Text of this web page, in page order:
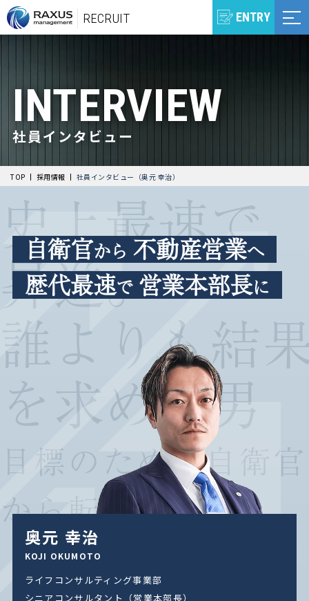
RECRUIT ENTRY
INTERVIEW
社員インタビュー
TOP 採用情報 社員インタビュー（奥元 幸治）
自衛官から 不動産営業へ
歴代最速で 営業本部長に
奥元 幸治
KOJI OKUMOTO
ライフコンサルティング事業部
シニアコンサルタント（営業本部長）
史上最速で
昇進。
誰よりも結
を求めた男
目標のために自衛官
から転職を決意